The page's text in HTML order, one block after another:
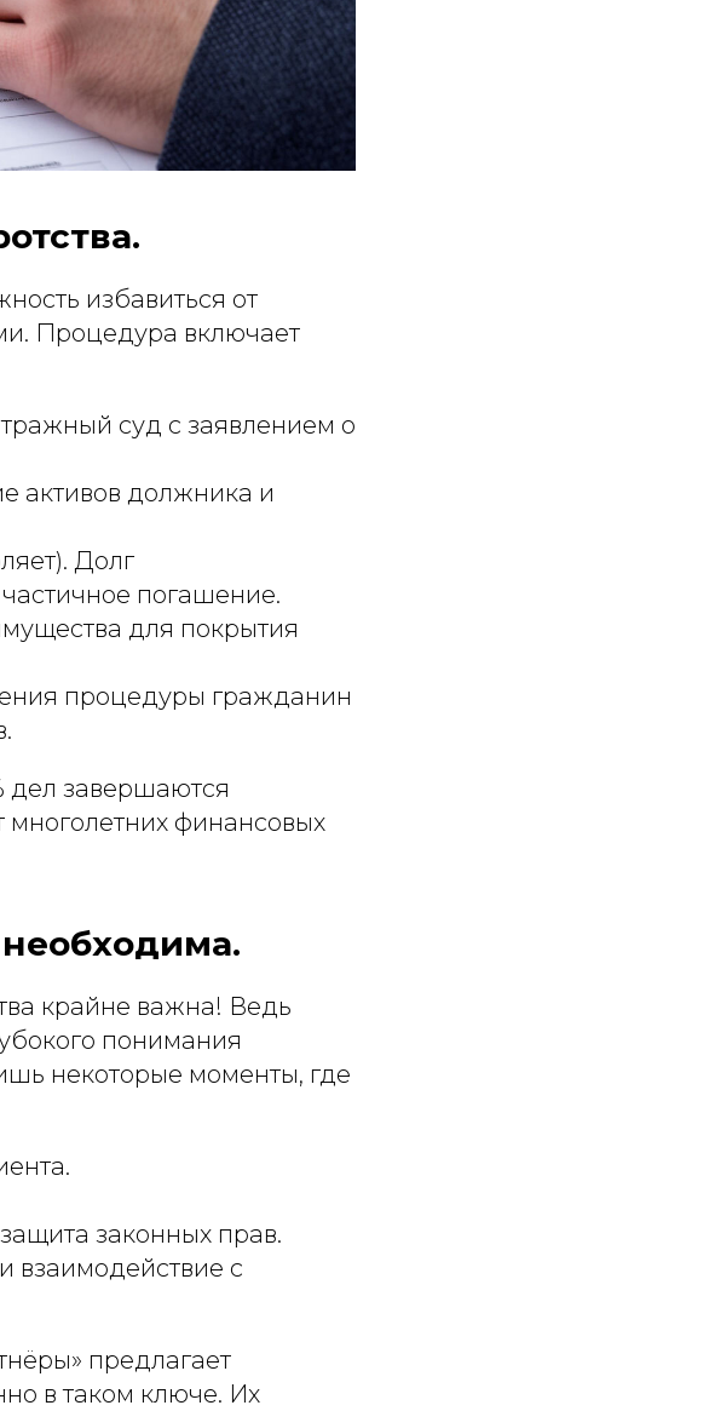
избавиться от
Процедура включает
суд с заявлением о
активов должника и
Долг
погашение.
для покрытия
процедуры гражданин
дел завершаются
многолетних финансовых
крайне важна! Ведь
понимания
некоторые моменты, где
законных прав.
взаимодействие с
предлагает
в таком ключе. Их